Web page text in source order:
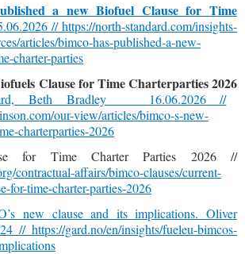
a new Biofuel Clause for Time
//https://north-standard.com/insights-
articles/bimco-has-published-a-new-
charter-parties
Clause for Time Charterparties 2026
Beth Bradley 16.06.2026 //
our-view/articles/bimco-s-new-
charterparties-2026
for Time Charter Parties 2026 //
contractual-affairs/bimco-clauses/current-
for-time-charter-parties-2026
new clause and its implications. Oliver
// https://gard.no/en/insights/fueleu-bimcos-